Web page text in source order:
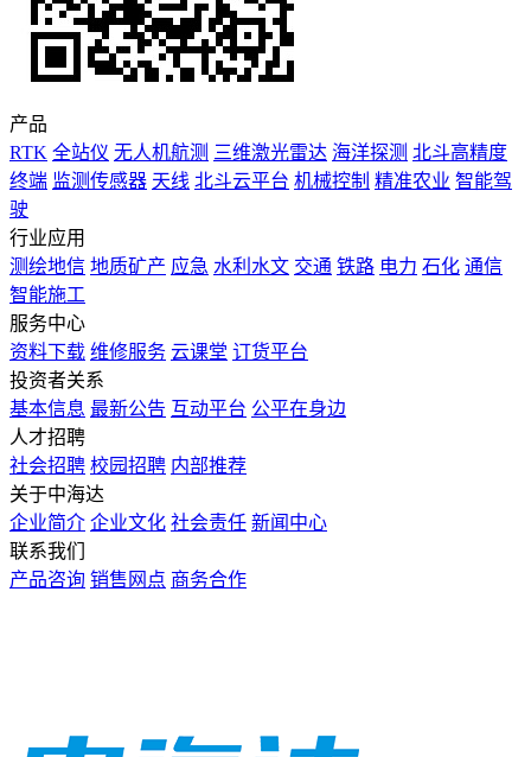
产品
RTK 全站仪 无人机航测 三维激光雷达 海洋探测 北斗高精度
终端 监测传感器 天线 北斗云平台 机械控制 精准农业 智能驾
驶
行业应用
测绘地信 地质矿产 应急 水利水文 交通 铁路 电力 石化 通信
智能施工
服务中心
资料下载 维修服务 云课堂 订货平台
投资者关系
基本信息 最新公告 互动平台 公平在身边
人才招聘
社会招聘 校园招聘 内部推荐
关于中海达
企业简介 企业文化 社会责任 新闻中心
联系我们
产品咨询 销售网点 商务合作